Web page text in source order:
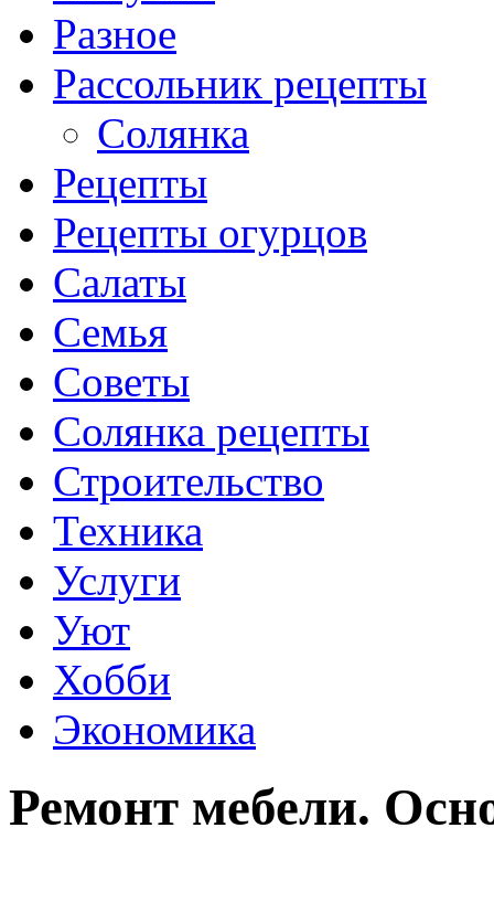
Разное
Рассольник рецепты
Солянка
Рецепты
Рецепты огурцов
Салаты
Семья
Советы
Солянка рецепты
Строительство
Техника
Услуги
Уют
Хобби
Экономика
Ремонт мебели.